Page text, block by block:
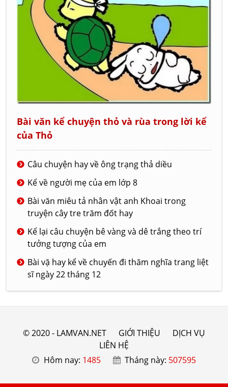
Bài văn kể chuyện thỏ và rùa trong lời kể
của Thỏ
Câu chuyện hay về ông trạng thả diều
Kể về người mẹ của em lớp 8
Bài văn miêu tả nhân vật anh Khoai trong
truyện cây tre trăm đốt hay
Kể lại câu chuyện bê vàng và dê trắng theo trí
tưởng tượng của em
Bài vặ hay kể về chuyến đi thăm nghĩa trang liệt
sĩ ngày 22 tháng 12
© 2020 - LAMVAN.NET GIỚI THIỆU
DỊCH VỤ
LIÊN HỆ
Hôm nay: 1485 Tháng này: 507595